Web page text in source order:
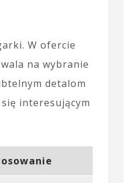
W ofercie
na wybranie
detalom
interesującym